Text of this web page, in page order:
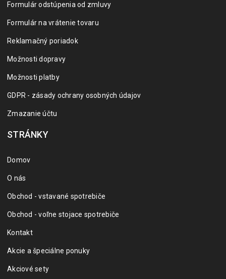
Formulár odstúpenia od zmluvy
Formulár na vrátenie tovaru
Reklamačný poriadok
Možnosti dopravy
Možnosti platby
GDPR - zásady ochrany osobných údajov
Zmazanie účtu
STRÁNKY
Domov
O nás
Obchod - vstavané spotrebiče
Obchod - voľne stojace spotrebiče
Kontakt
Akcie a špeciálne ponuky
Akciové sety